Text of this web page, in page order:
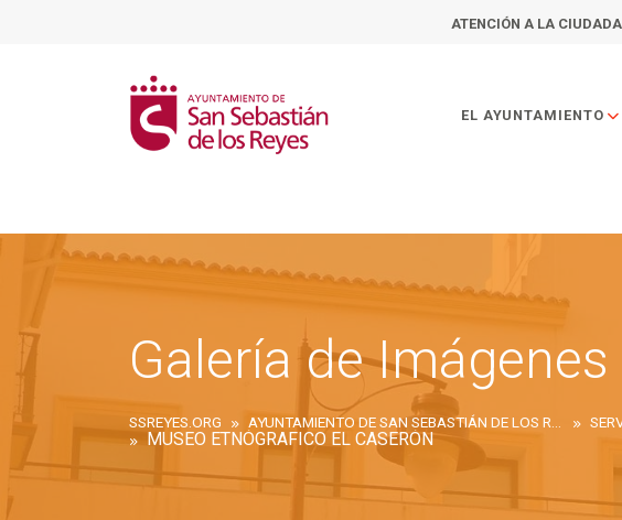
ATENCIÓN A LA
EL AYUNTAMIENTO
Galería de Imágenes
SSREYES.ORG
MUSEO ETNÓGRAFICO EL CASERÓN